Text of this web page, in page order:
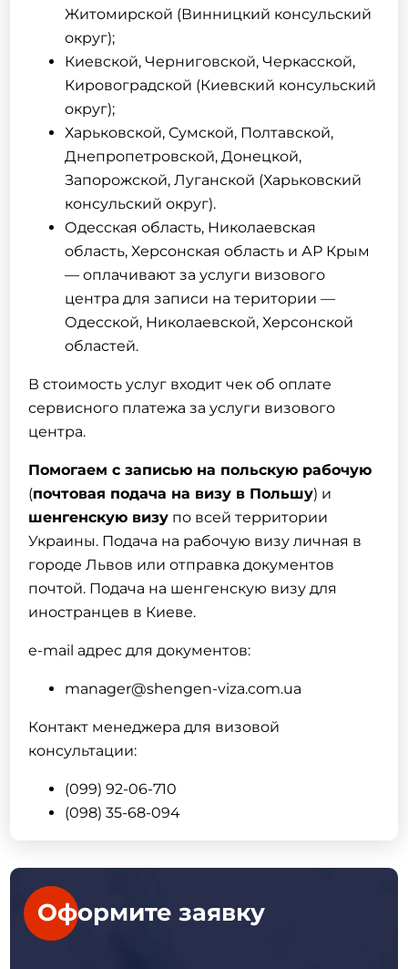
Житомирской (Винницкий консульский
округ);
Киевской, Черниговской, Черкасской,
Кировоградской (Киевский консульский
округ);
Харьковской, Сумской, Полтавской,
Днепропетровской, Донецкой,
Запорожской, Луганской (Харьковский
консульский округ).
Одесская область, Николаевская
область, Херсонская область и АР Крым
— оплачивают за услуги визового
центра для записи на територии —
Одесской, Николаевской, Херсонской
областей.
В стоимость услуг входит чек об оплате
сервисного платежа за услуги визового
центра.
Помогаем с записью на польскую рабочую
(почтовая подача на визу в Польшу) и
шенгенскую визу по всей территории
Украины. Подача на рабочую визу личная в
городе Львов или отправка документов
почтой. Подача на шенгенскую визу для
иностранцев в Киеве.
e-mail адрес для документов:
manager@shengen-viza.com.ua
Контакт менеджера для визовой
консультации:
(099) 92-06-710
(098) 35-68-094
Оформите заявку